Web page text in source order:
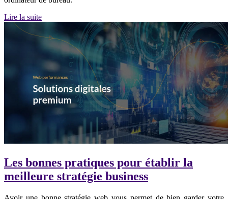
Lire la suite
Les bonnes pratiques pour établir la
meilleure stratégie business